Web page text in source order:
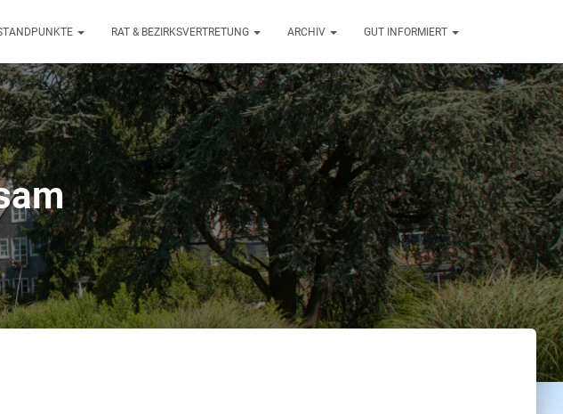
RAT & BEZIRKSVERTRETUNG ARCHIV GUT INFORMIERT